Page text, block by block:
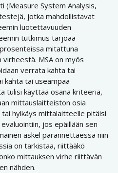
(Measure System Analysis,
jotka mahdollistavat
luotettavuuden
tutkimus tarjoaa
mitattuna
MSA on myös
verrata kahta tai
kahta tai useampaa
tulisi käyttää osana kriteeriä,
mittauslaitteiston osia
hylkäys mittalaitteelle pitäisi
jos epäillään sen
askel parannettaessa niin
on tarkistaa, riittääkö
mittauksen virhe riittävän
nähden.